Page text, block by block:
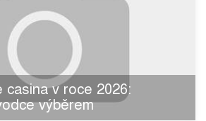
casina v roce 2026:
výběrem